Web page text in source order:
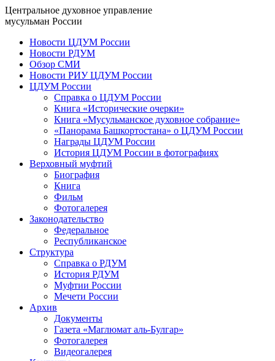
Центральное духовное управление
мусульман России
Новости ЦДУМ России
Новости РДУМ
Обзор СМИ
Новости РИУ ЦДУМ России
ЦДУМ России
Справка о ЦДУМ России
Книга «Исторические очерки»
Книга «Мусульманское духовное собрание»
«Панорама Башкортостана» о ЦДУМ России
Награды ЦДУМ России
История ЦДУМ России в фотографиях
Верховный муфтий
Биография
Книга
Фильм
Фотогалерея
Законодательство
Федеральное
Республиканское
Структура
Справка о РДУМ
История РДУМ
Муфтии России
Мечети России
Архив
Документы
Газета «Маглюмат аль-Булгар»
Фотогалерея
Видеогалерея